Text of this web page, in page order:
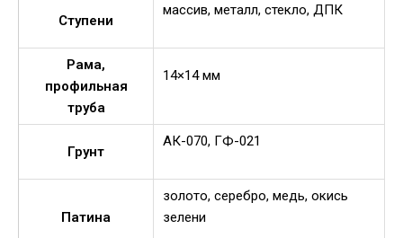
Ступени
массив, металл, стекло, ДПК
Рама,
профильная
труба
14×14 мм
Грунт
АК-070, ГФ-021
Патина
золото, серебро, медь, окись
зелени